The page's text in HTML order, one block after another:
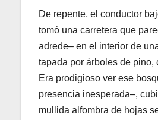
De repente, el conductor
tomó una carretera que
adrede– en el interior de
tapada por árboles de pino,
Era prodigioso ver ese
presencia inesperada–,
mullida alfombra de hojas